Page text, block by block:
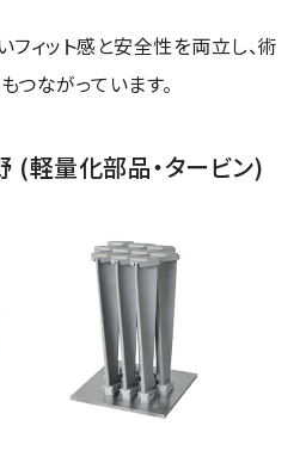
ィット感と安全性を両立し、術
ながっています。
(軽量化部品・タービン)